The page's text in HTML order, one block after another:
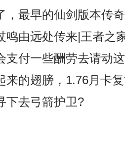
，最早的仙剑版本传
鸣由远处传来|王者之
支付一些酬劳去请动
来的翅膀，1.76月卡
下去弓箭护卫?